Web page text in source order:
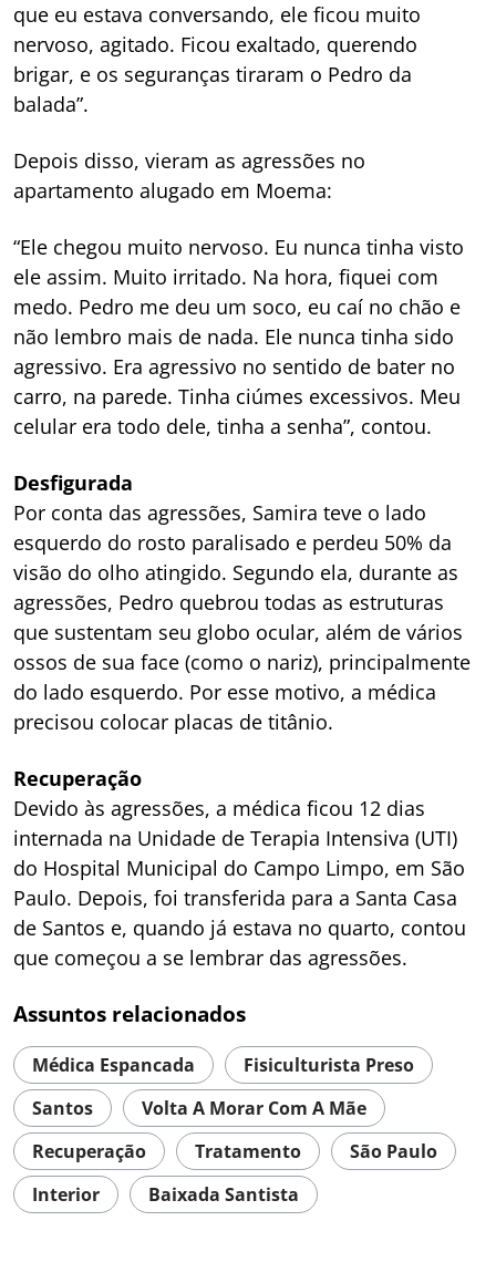
que eu estava conversando, ele ficou muito
nervoso, agitado. Ficou exaltado, querendo
brigar, e os seguranças tiraram o Pedro da
balada”.
Depois disso, vieram as agressões no
apartamento alugado em Moema:
“Ele chegou muito nervoso. Eu nunca tinha visto
ele assim. Muito irritado. Na hora, fiquei com
medo. Pedro me deu um soco, eu caí no chão e
não lembro mais de nada. Ele nunca tinha sido
agressivo. Era agressivo no sentido de bater no
carro, na parede. Tinha ciúmes excessivos. Meu
celular era todo dele, tinha a senha”, contou.
Desfigurada
Por conta das agressões, Samira teve o lado
esquerdo do rosto paralisado e perdeu 50% da
visão do olho atingido. Segundo ela, durante as
agressões, Pedro quebrou todas as estruturas
que sustentam seu globo ocular, além de vários
ossos de sua face (como o nariz), principalmente
do lado esquerdo. Por esse motivo, a médica
precisou colocar placas de titânio.
Recuperação
Devido às agressões, a médica ficou 12 dias
internada na Unidade de Terapia Intensiva (UTI)
do Hospital Municipal do Campo Limpo, em São
Paulo. Depois, foi transferida para a Santa Casa
de Santos e, quando já estava no quarto, contou
que começou a se lembrar das agressões.
Assuntos relacionados
Médica Espancada
Fisiculturista Preso
Santos
Volta A Morar Com A Mãe
Recuperação
Tratamento
São Paulo
Interior
Baixada Santista